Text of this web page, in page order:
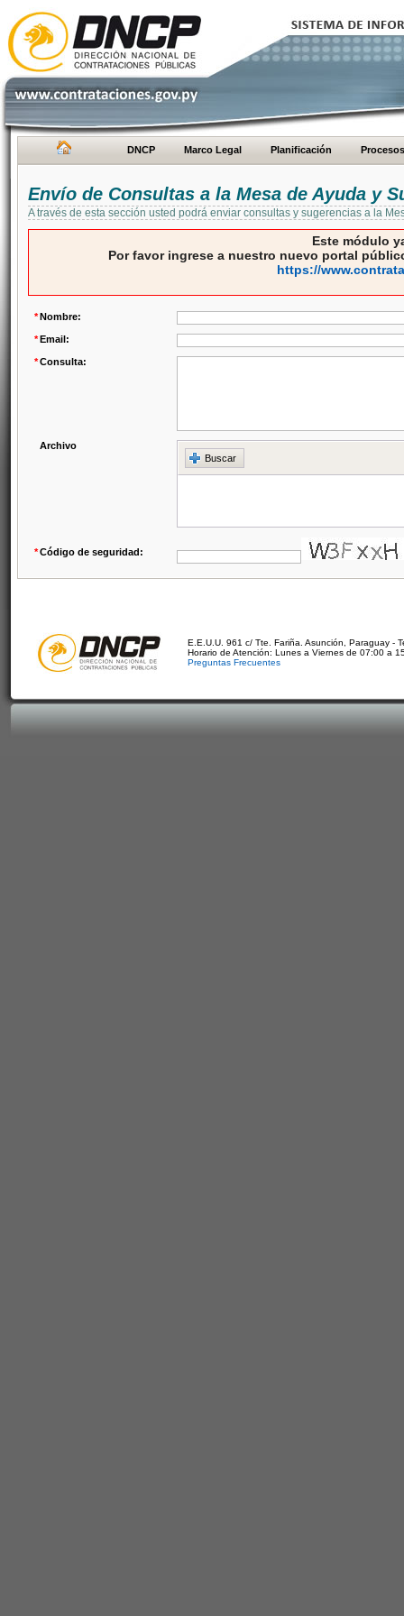
DNCP Marco Legal Planificación Procesos
Envío de Consultas a la Mesa de Ayuda y
A través de esta sección usted podrá enviar consultas y sugerencias a la
Este módulo
Por favor ingrese a nuestro nuevo portal
https://
*Nombre:
*Email:
*Consulta:
Archivo
Buscar
*Código de seguridad:
E.E.U.U. 961 c/ Tte. Fariña. Asunción, Paraguay -
Horario de Atención: Lunes a Viernes de 07:00 a
Preguntas Frecuentes